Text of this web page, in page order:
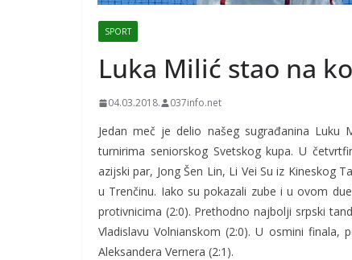
SPORT
Luka Milić stao na
04.03.2018. 037info.net
Jedan meč je delio našeg sugrađanina
turnirima seniorskog Svetskog kupa. U
azijski par, Jong Šen Lin, Li Vei Su iz Kineskog
u Trenčinu. Iako su pokazali zube i u ovom
protivnicima (2:0). Prethodno najbolji srpski
Vladislavu Volnianskom (2:0). U osmini
Aleksandera Vernera (2:1).